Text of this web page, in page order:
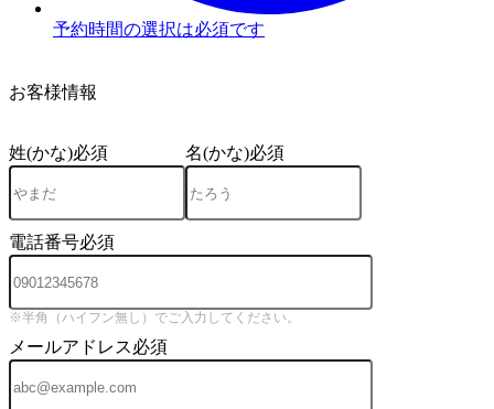
予約時間の選択は必須です
お客様情報
姓(かな)必須 名(かな)必須
電話番号必須
※半角（ハイフン無し）でご入力してください。
メールアドレス必須